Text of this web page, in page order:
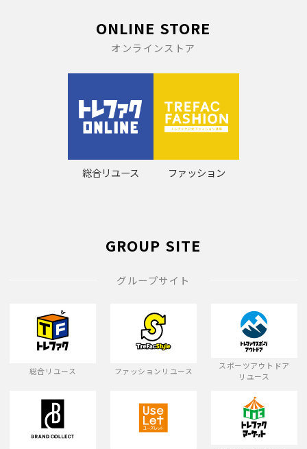
ONLINE STORE
オンラインストア
総合リユース ファッション
GROUP SITE
グループサイト
総合リユース ファッションリユース
スポーツアウトドア
リユース